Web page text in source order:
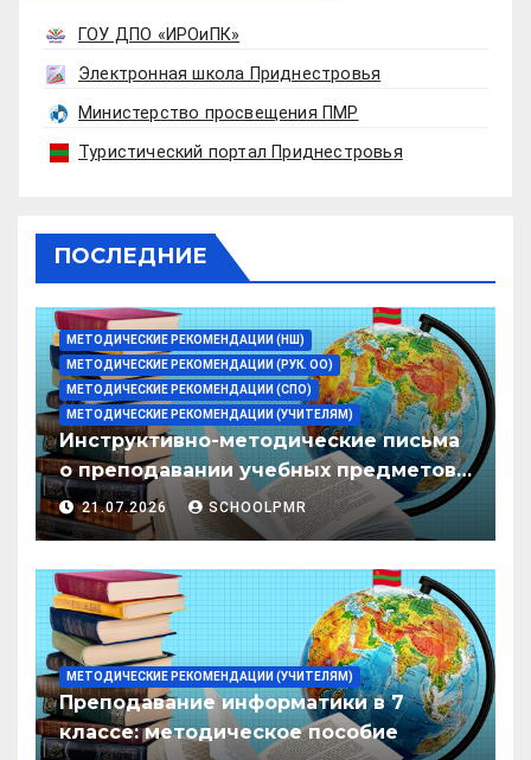
ГОУ ДПО «ИРОиПК»
Электронная школа Приднестровья
Министерство просвещения ПМР
Туристический портал Приднестровья
ПОСЛЕДНИЕ
МЕТОДИЧЕСКИЕ РЕКОМЕНДАЦИИ (НШ)
МЕТОДИЧЕСКИЕ РЕКОМЕНДАЦИИ (РУК. ОО)
МЕТОДИЧЕСКИЕ РЕКОМЕНДАЦИИ (СПО)
МЕТОДИЧЕСКИЕ РЕКОМЕНДАЦИИ (УЧИТЕЛЯМ)
Инструктивно-методические письма
о преподавании учебных предметов/
дисциплин в организациях
образования ПМР на 2026/27 уч. год
21.07.2026 SCHOOLPMR
МЕТОДИЧЕСКИЕ РЕКОМЕНДАЦИИ (УЧИТЕЛЯМ)
Преподавание информатики в 7
классе: методическое пособие